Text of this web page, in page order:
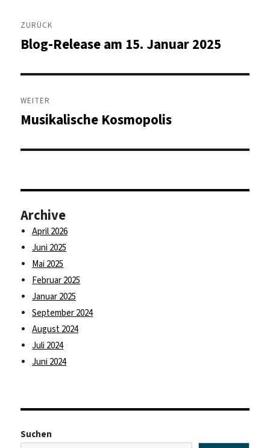
ZURÜCK
Vorheriger
Blog-Release am 15. Januar 2025
WEITER
Nächster
Musikalische Kosmopolis
Archive
April 2026
Juni 2025
Mai 2025
Februar 2025
Januar 2025
September 2024
August 2024
Juli 2024
Juni 2024
Suchen